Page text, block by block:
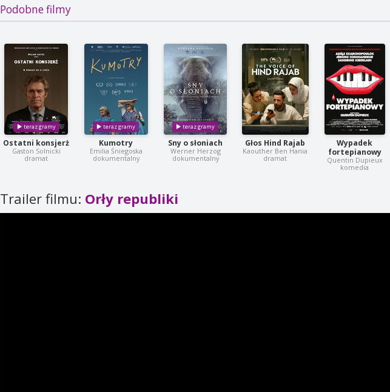
Podobne filmy
Ostatni konsjerż
Gaston Solnicki
dramat
Kumotry
Emilia Śniegoska
dokumentalny
Sny o słoniach
Werner Herzog
dokumentalny
Głos Hind Rajab
Kaouther Ben Hania
dramat
Wypadek
fortepianowy
Quentin Dupieux
komedia
Trailer filmu: Orły republiki